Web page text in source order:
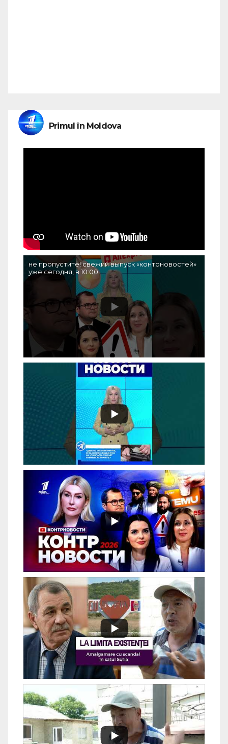
Primul în Moldova
не пропустите! свежий выпуск «контрновостей»
уже сегодня, в 10:00